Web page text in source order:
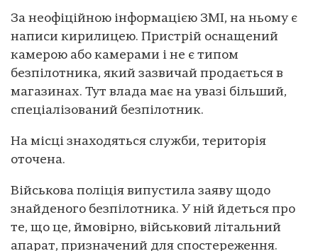
За неофіційною інформацією ЗМІ, на ньому є
написи кирилицею. Пристрій оснащений
камерою або камерами і не є типом
безпілотника, який зазвичай продається в
магазинах. Тут влада має на увазі більший,
спеціалізований безпілотник.
На місці знаходяться служби, територія
оточена.
Військова поліція випустила заяву щодо
знайденого безпілотника. У ній йдеться про
те, що це, ймовірно, військовий літальний
апарат, призначений для спостереження.